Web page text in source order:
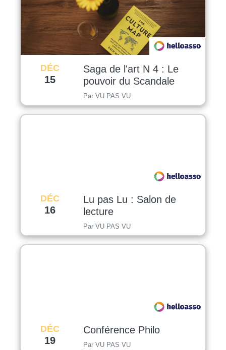
DÉC
15
Saga de l'art N 4 : Le
pouvoir du Scandale
Par VU PAS VU
DÉC
16
Lu pas Lu : Salon de
lecture
Par VU PAS VU
DÉC
19
Conférence Philo
Par VU PAS VU